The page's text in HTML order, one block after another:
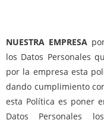
NUESTRA EMPRESA
los Datos Personales
por la empresa esta
dando cumplimiento
esta Política es poner
Datos Personales